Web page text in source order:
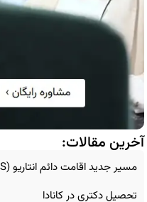
آخرین مقالات:
مسیر جدید اقامت دائم انتاریو (OWPS)
تحصیل دکتری در کانادا